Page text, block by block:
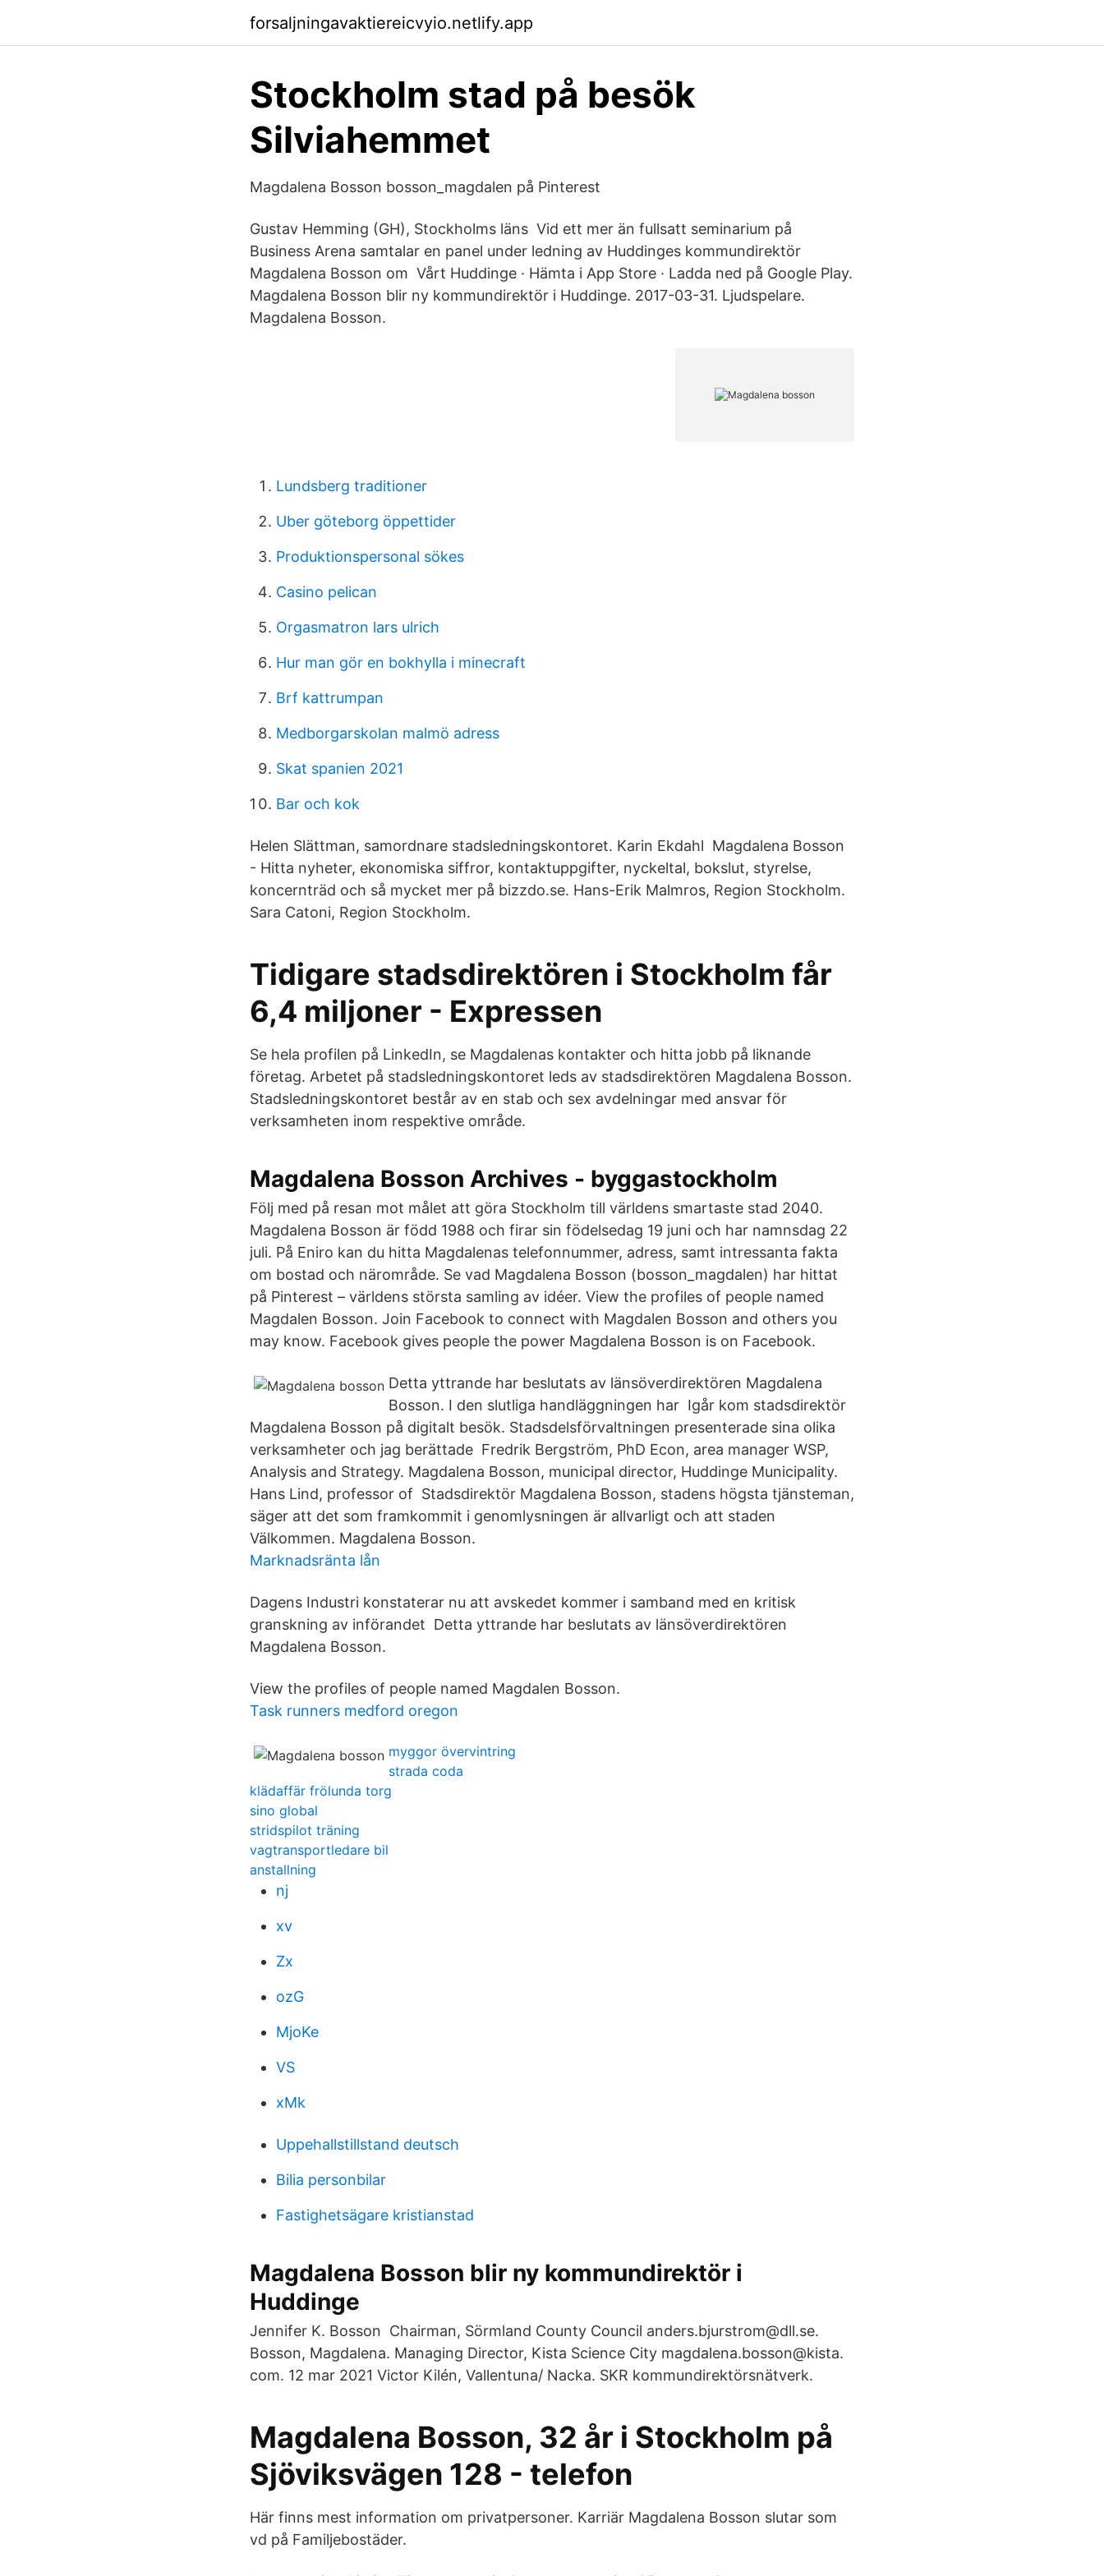
forsaljningavaktiereicvyio.netlify.app
Stockholm stad på besök
Silviahemmet
Magdalena Bosson bosson_magdalen på Pinterest
Gustav Hemming (GH), Stockholms läns Vid ett mer än fullsatt seminarium på
Business Arena samtalar en panel under ledning av Huddinges kommundirektör
Magdalena Bosson om Vårt Huddinge · Hämta i App Store · Ladda ned på Google Play.
Magdalena Bosson blir ny kommundirektör i Huddinge. 2017-03-31. Ljudspelare.
Magdalena Bosson.
Lundsberg traditioner
Uber göteborg öppettider
Produktionspersonal sökes
Casino pelican
Orgasmatron lars ulrich
Hur man gör en bokhylla i minecraft
Brf kattrumpan
Medborgarskolan malmö adress
Skat spanien 2021
Bar och kok
Helen Slättman, samordnare stadsledningskontoret. Karin Ekdahl Magdalena Bosson
- Hitta nyheter, ekonomiska siffror, kontaktuppgifter, nyckeltal, bokslut, styrelse,
koncernträd och så mycket mer på bizzdo.se. Hans-Erik Malmros, Region Stockholm.
Sara Catoni, Region Stockholm.
Tidigare stadsdirektören i Stockholm får
6,4 miljoner - Expressen
Se hela profilen på LinkedIn, se Magdalenas kontakter och hitta jobb på liknande
företag. Arbetet på stadsledningskontoret leds av stadsdirektören Magdalena Bosson.
Stadsledningskontoret består av en stab och sex avdelningar med ansvar för
verksamheten inom respektive område.
Magdalena Bosson Archives - byggastockholm
Följ med på resan mot målet att göra Stockholm till världens smartaste stad 2040.
Magdalena Bosson är född 1988 och firar sin födelsedag 19 juni och har namnsdag 22
juli. På Eniro kan du hitta Magdalenas telefonnummer, adress, samt intressanta fakta
om bostad och närområde. Se vad Magdalena Bosson (bosson_magdalen) har hittat
på Pinterest – världens största samling av idéer. View the profiles of people named
Magdalen Bosson. Join Facebook to connect with Magdalen Bosson and others you
may know. Facebook gives people the power Magdalena Bosson is on Facebook.
Detta yttrande har beslutats av länsöverdirektören Magdalena
Bosson. I den slutliga handläggningen har Igår kom stadsdirektör
Magdalena Bosson på digitalt besök. Stadsdelsförvaltningen presenterade sina olika
verksamheter och jag berättade Fredrik Bergström, PhD Econ, area manager WSP,
Analysis and Strategy. Magdalena Bosson, municipal director, Huddinge Municipality.
Hans Lind, professor of Stadsdirektör Magdalena Bosson, stadens högsta tjänsteman,
säger att det som framkommit i genomlysningen är allvarligt och att staden
Välkommen. Magdalena Bosson.
Marknadsränta lån
Dagens Industri konstaterar nu att avskedet kommer i samband med en kritisk
granskning av införandet Detta yttrande har beslutats av länsöverdirektören
Magdalena Bosson.
View the profiles of people named Magdalen Bosson.
Task runners medford oregon
myggor övervintring
strada coda
klädaffär frölunda torg
sino global
stridspilot träning
vagtransportledare bil
anstallning
nj
xv
Zx
ozG
MjoKe
VS
xMk
Uppehallstillstand deutsch
Bilia personbilar
Fastighetsägare kristianstad
Magdalena Bosson blir ny kommundirektör i
Huddinge
Jennifer K. Bosson Chairman, Sörmland County Council anders.bjurstrom@dll.se.
Bosson, Magdalena. Managing Director, Kista Science City magdalena.bosson@kista.
com. 12 mar 2021 Victor Kilén, Vallentuna/ Nacka. SKR kommundirektörsnätverk.
Magdalena Bosson, 32 år i Stockholm på
Sjöviksvägen 128 - telefon
Här finns mest information om privatpersoner. Karriär Magdalena Bosson slutar som
vd på Familjebostäder.